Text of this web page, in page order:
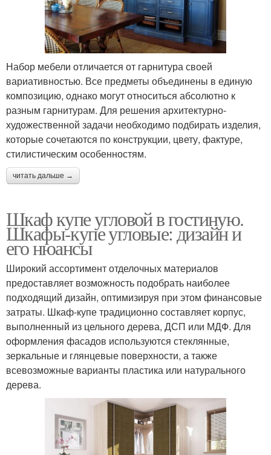
Набор мебели отличается от гарнитура своей
вариативностью. Все предметы объединены в единую
композицию, однако могут относиться абсолютно к
разным гарнитурам. Для решения архитектурно-
художественной задачи необходимо подбирать изделия,
которые сочетаются по конструкции, цвету, фактуре,
стилистическим особенностям.
читать дальше →
Шкаф купе угловой в гостиную.
Шкафы-купе угловые: дизайн и
его нюансы
Широкий ассортимент отделочных материалов
предоставляет возможность подобрать наиболее
подходящий дизайн, оптимизируя при этом финансовые
затраты. Шкаф-купе традиционно составляет корпус,
выполненный из цельного дерева, ДСП или МДФ. Для
оформления фасадов используются стеклянные,
зеркальные и глянцевые поверхности, а также
всевозможные варианты пластика или натурального
дерева.